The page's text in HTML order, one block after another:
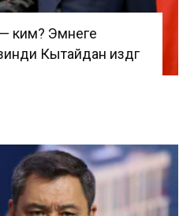
ким? Эмнеге
Кытайдан издөөгө